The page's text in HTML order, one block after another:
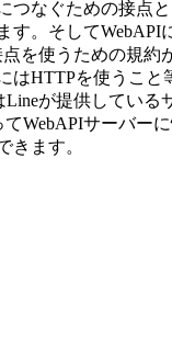
つなぐための接点
す。そしてWebAPI
点を使うための規約
はHTTPを使うこと
が提供している
WebAPIサーバー
きます。